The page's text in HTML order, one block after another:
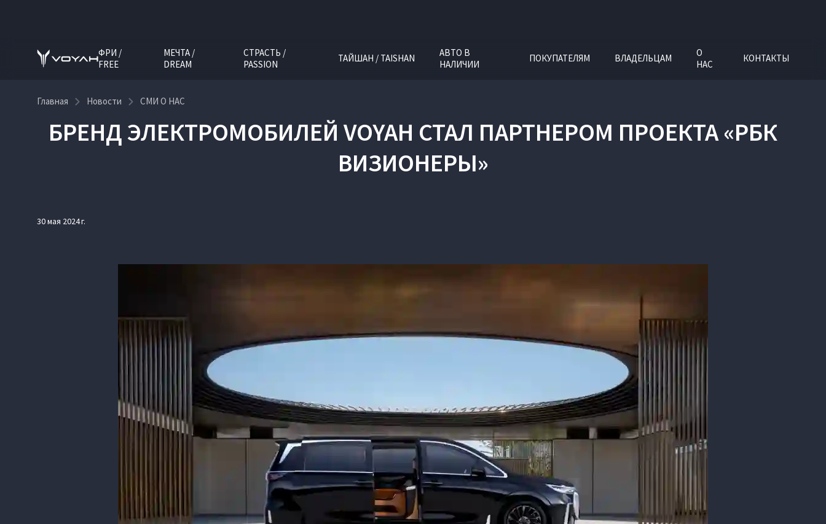
ФРИ /
FREE
МЕЧТА /
DREAM
СТРАСТЬ /
PASSION
ТАЙШАН / TAISHAN
АВТО В
НАЛИЧИИ
ПОКУПАТЕЛЯМ ВЛАДЕЛЬЦАМ
О
НАС
КОНТАКТЫ
Главная Новости СМИ О НАС
БРЕНД ЭЛЕКТРОМОБИЛЕЙ VOYAH СТАЛ ПАРТНЕРОМ ПРОЕКТА «РБК
ВИЗИОНЕРЫ»
30 мая 2024 г.